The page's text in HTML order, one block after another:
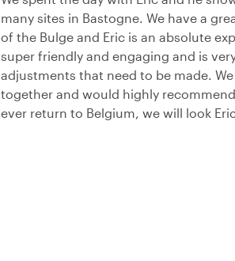
many sites in Bastogne. We have a
of the Bulge and Eric is an absolute
super friendly and engaging and is
adjustments that need to be made.
together and would highly
ever return to Belgium, we will look